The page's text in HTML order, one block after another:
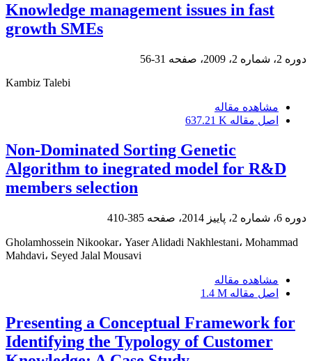
Knowledge management issues in fast
growth SMEs
دوره 2، شماره 2، 2009، صفحه
31-56
Kambiz Talebi
مشاهده مقاله
اصل مقاله 637.21 K
Non-Dominated Sorting Genetic
Algorithm to inegrated model for R&D
members selection
دوره 6، شماره 2، پاییز 2014، صفحه 385-410
Gholamhossein Nikookar، Yaser Alidadi Nakhlestani، Mohammad
Mahdavi، Seyed Jalal Mousavi
مشاهده مقاله
اصل مقاله 1.4 M
Presenting a Conceptual Framework for
Identifying the Typology of Customer